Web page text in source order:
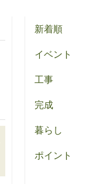
新着順
イベント
工事
完成
暮らし
ポイント